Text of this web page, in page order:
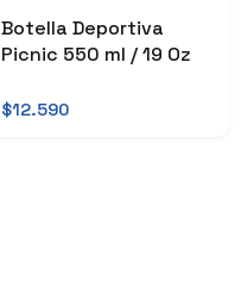
Botella Deportiva
Picnic 550 ml / 19 Oz
$12.590